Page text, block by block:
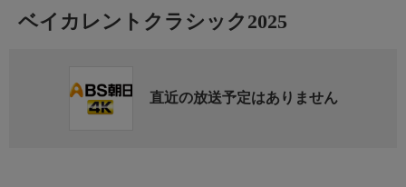
ベイカレントクラシック2025
直近の放送予定はありません